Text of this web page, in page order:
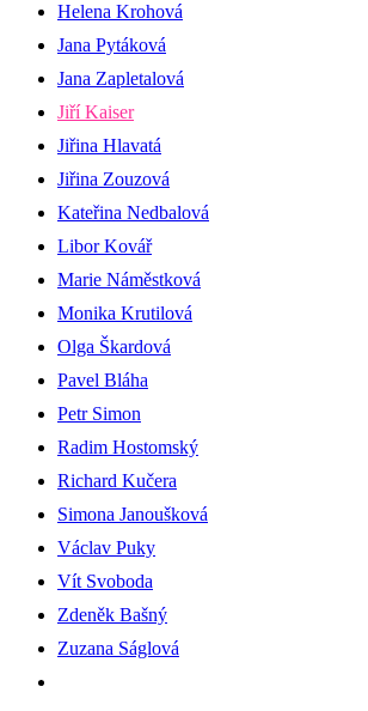
Helena Krohová
Jana Pytáková
Jana Zapletalová
Jiří Kaiser
Jiřina Hlavatá
Jiřina Zouzová
Kateřina Nedbalová
Libor Kovář
Marie Náměstková
Monika Krutilová
Olga Škardová
Pavel Bláha
Petr Simon
Radim Hostomský
Richard Kučera
Simona Janoušková
Václav Puky
Vít Svoboda
Zdeněk Bašný
Zuzana Ságlová